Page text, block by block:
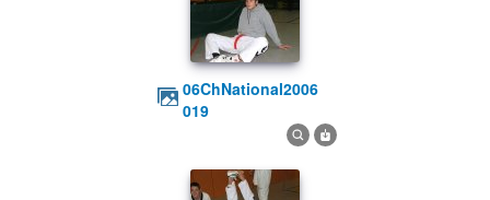
06ChNational2006
019